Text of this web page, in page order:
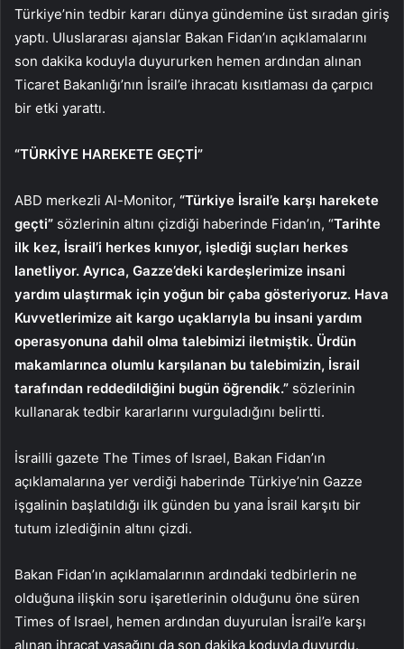
Türkiye’nin tedbir kararı dünya gündemine üst sıradan giriş
yaptı. Uluslararası ajanslar Bakan Fidan’ın açıklamalarını
son dakika koduyla duyururken hemen ardından alınan
Ticaret Bakanlığı’nın İsrail’e ihracatı kısıtlaması da çarpıcı
bir etki yarattı.
“TÜRKİYE HAREKETE GEÇTİ”
ABD merkezli Al-Monitor, “Türkiye İsrail’e karşı harekete
geçti” sözlerinin altını çizdiği haberinde Fidan’ın, “Tarihte
ilk kez, İsrail’i herkes kınıyor, işlediği suçları herkes
lanetliyor. Ayrıca, Gazze’deki kardeşlerimize insani
yardım ulaştırmak için yoğun bir çaba gösteriyoruz. Hava
Kuvvetlerimize ait kargo uçaklarıyla bu insani yardım
operasyonuna dahil olma talebimizi iletmiştik. Ürdün
makamlarınca olumlu karşılanan bu talebimizin, İsrail
tarafından reddedildiğini bugün öğrendik.” sözlerinin
kullanarak tedbir kararlarını vurguladığını belirtti.
İsrailli gazete The Times of Israel, Bakan Fidan’ın
açıklamalarına yer verdiği haberinde Türkiye’nin Gazze
işgalinin başlatıldığı ilk günden bu yana İsrail karşıtı bir
tutum izlediğinin altını çizdi.
Bakan Fidan’ın açıklamalarının ardındaki tedbirlerin ne
olduğuna ilişkin soru işaretlerinin olduğunu öne süren
Times of Israel, hemen ardından duyurulan İsrail’e karşı
alınan ihracat yasağını da son dakika koduyla duyurdu.